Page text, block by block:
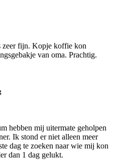
zeer fijn. Kopje koffie kon
van oma. Prachtig.
hebben mij uitermate geholpen
Ik stond er niet alleen meer
dag te zoeken naar wie mij kon
dan 1 dag gelukt.